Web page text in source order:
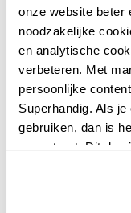
onze website beter
noodzakelijke
en analytische
verbeteren. Met
persoonlijke
Superhandig. Als
gebruiken, dan is
accepteert. Dit doe
website niet